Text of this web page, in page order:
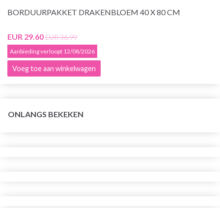
BORDUURPAKKET DRAKENBLOEM 40 X 80 CM
EUR 29.60EUR 36.99
Aanbieding verloopt 12/08/2026
Voeg toe aan winkelwagen
ONLANGS BEKEKEN